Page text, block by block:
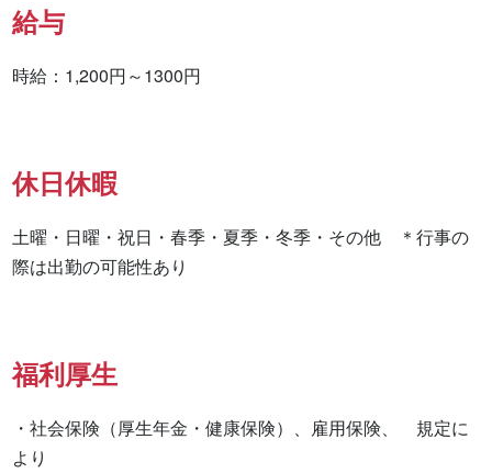
給与
時給：1,200円～1300円
休日休暇
土曜・日曜・祝日・春季・夏季・冬季・その他　＊行事の
際は出勤の可能性あり
福利厚生
・社会保険（厚生年金・健康保険）、雇用保険、　規定に
より